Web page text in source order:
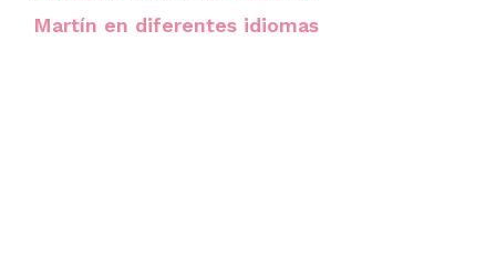
Martín en diferentes idiomas